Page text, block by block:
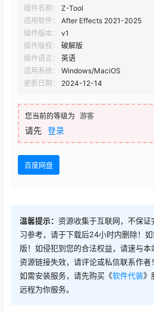
插件名称：
Z-Tool
适用软件：
After Effects 2021-2025
插件版本：
v1
插件版权：
破解版
插件语言：
英语
适用系统：
Windows/MaciOS
更新日期：
2024-12-14
您当前的等级为 游客
请先 登录
百度网盘
温馨提示： 资源收集于互联网，不保
习参考，请于下载后24小时内删除！
版！如侵犯到您的合法权益，请速与
资源链接失效，请评论或私信联系作者！
如需安装服务，请先购买《软件代装》
远程为你服务。